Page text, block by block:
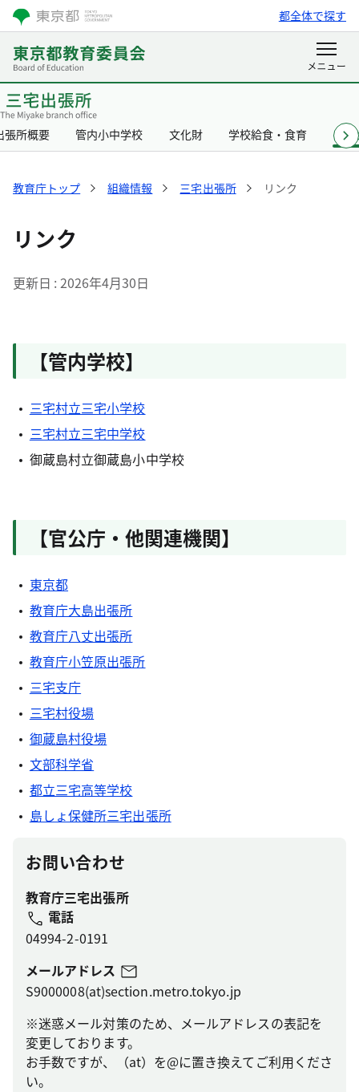
都全体で探す
張所概要 管内小中学校 文化財 学校給食・食育 リン
教育庁トップ 組織情報 三宅出張所 リンク
リンク
更新日 2026年4月30日
【管内学校】
三宅村立三宅小学校
三宅村立三宅中学校
御蔵島村立御蔵島小中学校
【官公庁・他関連機関】
東京都
教育庁大島出張所
教育庁八丈出張所
教育庁小笠原出張所
三宅支庁
三宅村役場
御蔵島村役場
文部科学省
都立三宅高等学校
島しょ保健所三宅出張所
お問い合わせ
教育庁三宅出張所
電話
04994-2-0191
メールアドレス
S9000008(at)section.metro.tokyo.jp
※迷惑メール対策のため、メールアドレスの表記を
変更しております。
お手数ですが、（at）を@に置き換えてご利用くださ
い。